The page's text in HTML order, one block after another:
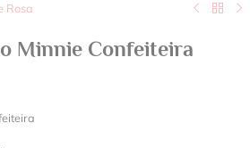
Rosa
Minnie Confeiteira